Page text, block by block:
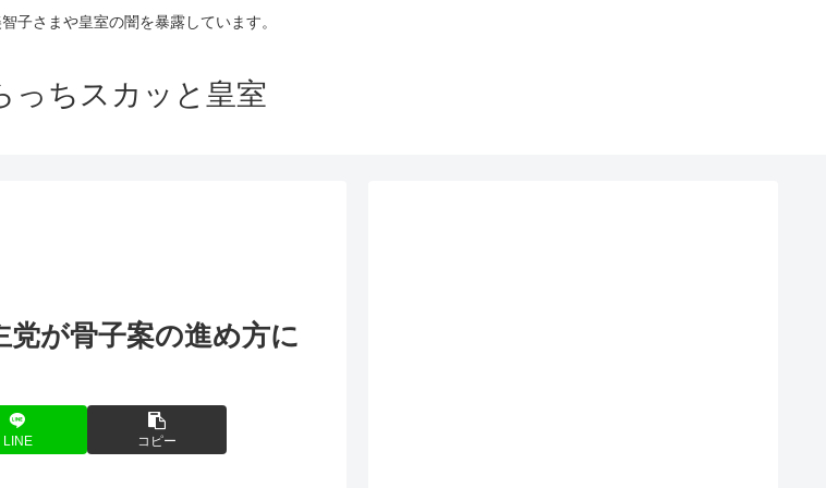
子さまや皇室の闇を暴露しています。
っちスカッと皇室
が骨子案の進め方に
LINE コピー